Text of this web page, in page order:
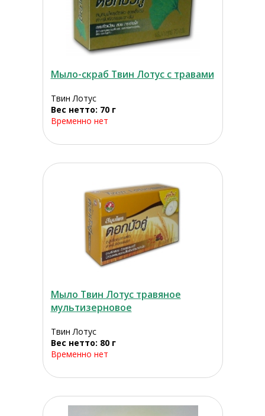
Мыло-скраб Твин Лотус с травами
Твин Лотус
Вес нетто: 70 г
Временно нет
Мыло Твин Лотус травяное
мультизерновое
Твин Лотус
Вес нетто: 80 г
Временно нет